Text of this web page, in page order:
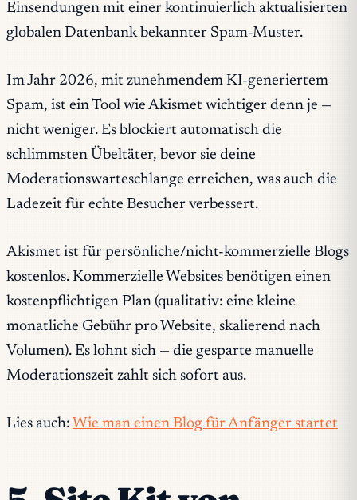
Einsendungen mit einer kontinuierlich aktualisierten
globalen Datenbank bekannter Spam-Muster.
Im Jahr 2026, mit zunehmendem KI-generiertem
Spam, ist ein Tool wie Akismet wichtiger denn je —
nicht weniger. Es blockiert automatisch die
schlimmsten Übeltäter, bevor sie deine
Moderationswarteschlange erreichen, was auch die
Ladezeit für echte Besucher verbessert.
Akismet ist für persönliche/nicht-kommerzielle Blogs
kostenlos. Kommerzielle Websites benötigen einen
kostenpflichtigen Plan (qualitativ: eine kleine
monatliche Gebühr pro Website, skalierend nach
Volumen). Es lohnt sich — die gesparte manuelle
Moderationszeit zahlt sich sofort aus.
Lies auch: Wie man einen Blog für Anfänger startet